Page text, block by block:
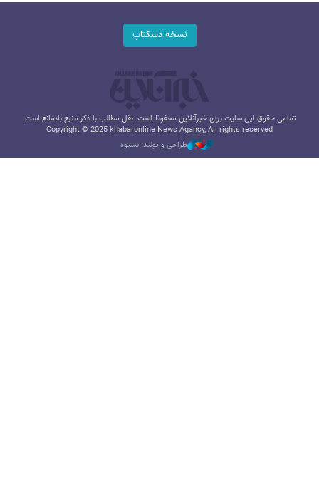
نسخه دسکتاپ
تمامی حقوق این سایت برای خبرآنلاین محفوظ است. نقل مطالب با ذکر منبع بلامانع است.
Copyright © 2025 khabaronline News Agancy, All rights reserved
طراحی و تولید: نستوه